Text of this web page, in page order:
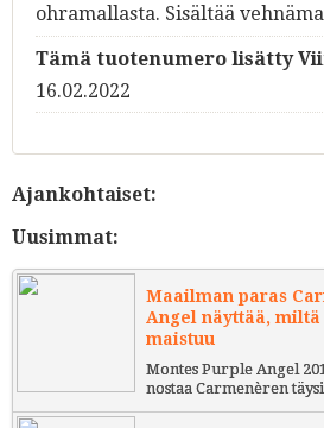
ohramallasta. Sisältää
Tämä tuotenumero lisätty
16.02.2022
Ajankohtaiset:
Uusimmat:
Maailman paras
Angel näyttää,
maistuu
Montes Purple Angel
nostaa Carmenèren